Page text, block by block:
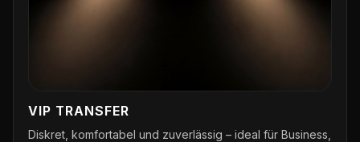
VIP TRANSFER
Diskret, komfortabel und zuverlässig – ideal für Business,